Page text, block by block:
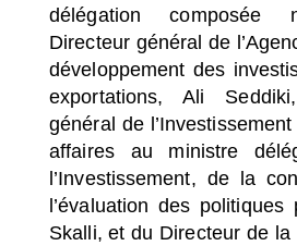
délégation composée
Directeur général de
développement des
exportations, Ali
général de
affaires au ministre
l’Investissement, de la
l’évaluation des politiques
Skalli, et du Directeur de la